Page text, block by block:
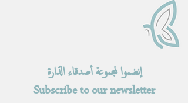
إنضموا لمجموعة أصدقاء الدّارة
Subscribe to our newsletter